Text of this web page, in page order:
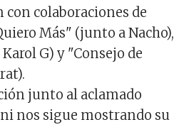
colaboraciones de
Más" (junto a Nacho),
G) y "Consejo de
junto al aclamado
nos sigue mostrando su